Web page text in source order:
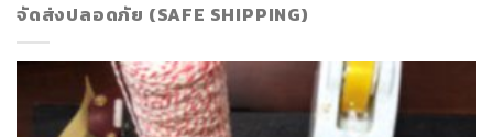
จัดส่งปลอดภัย (SAFE SHIPPING)